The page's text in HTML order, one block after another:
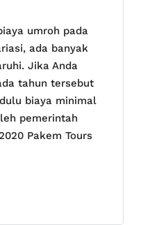
umroh pada
ada banyak
Jika Anda
tahun tersebut
biaya minimal
pemerintah
Pakem Tours